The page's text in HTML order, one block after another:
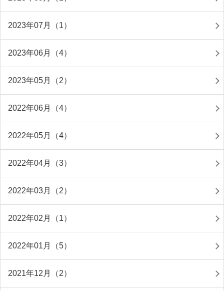
2023年07月（1）
2023年06月（4）
2023年05月（2）
2022年06月（4）
2022年05月（4）
2022年04月（3）
2022年03月（2）
2022年02月（1）
2022年01月（5）
2021年12月（2）